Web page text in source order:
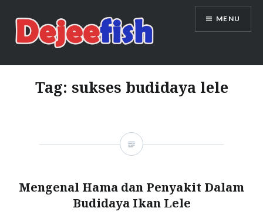
content
DEJEEFISH | PRODUSEN BENIH
IKAN BERKUALITAS INDONESIA
MENU
Tag: sukses budidaya lele
Mengenal Hama dan Penyakit Dalam
Budidaya Ikan Lele